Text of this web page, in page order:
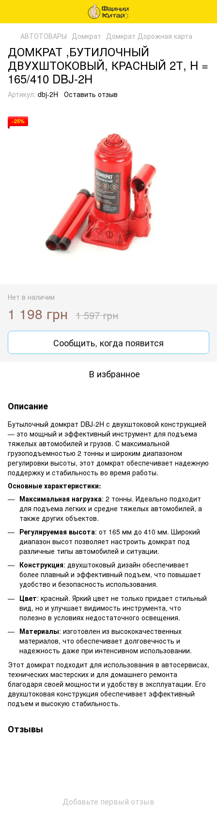
АВТОТОВАРЫ Домкрат Домкрат Дорожная карта
ДОМКРАТ ,БУТИЛОЧНЫЙ
ДВУХШТОКОВЫЙ, КРАСНЫЙ 2Т, H =
165/410 DBJ-2H
Артикул: dbj-2H Оставить отзыв
−25%
Нет в наличии
1 198 грн 1 597 грн
Сообщить, когда появится
В избранное
Описание
Бутылочный домкрат DBJ-2H с двухштоковой конструкцией
— это мощный и эффективный инструмент для подъема
тяжелых автомобилей и грузов. С максимальной
грузоподъемностью 2 тонны и широким диапазоном
регулировки высоты, этот домкрат обеспечивает надежную
поддержку и стабильность во время работы.
Основные характеристики:
Максимальная нагрузка: 2 тонны. Идеально подходит
для подъема легких и средне тяжелых автомобилей, а
также других объектов.
Регулируемая высота: от 165 мм до 410 мм. Широкий
диапазон высот позволяет настроить домкрат под
различные типы автомобилей и ситуации.
Конструкция: двухштоковый дизайн обеспечивает
более плавный и эффективный подъем, что повышает
удобство и безопасность использования.
Цвет: красный. Яркий цвет не только придает стильный
вид, но и улучшает видимость инструмента, что
полезно в условиях недостаточного освещения.
Материалы: изготовлен из высококачественных
материалов, что обеспечивает долговечность и
надежность даже при интенсивном использовании.
Этот домкрат подходит для использования в автосервисах,
технических мастерских и для домашнего ремонта
благодаря своей мощности и удобству в эксплуатации. Его
двухштоковая конструкция обеспечивает эффективный
подъем и высокую стабильность.
Отзывы
Добавьте первый отзыв